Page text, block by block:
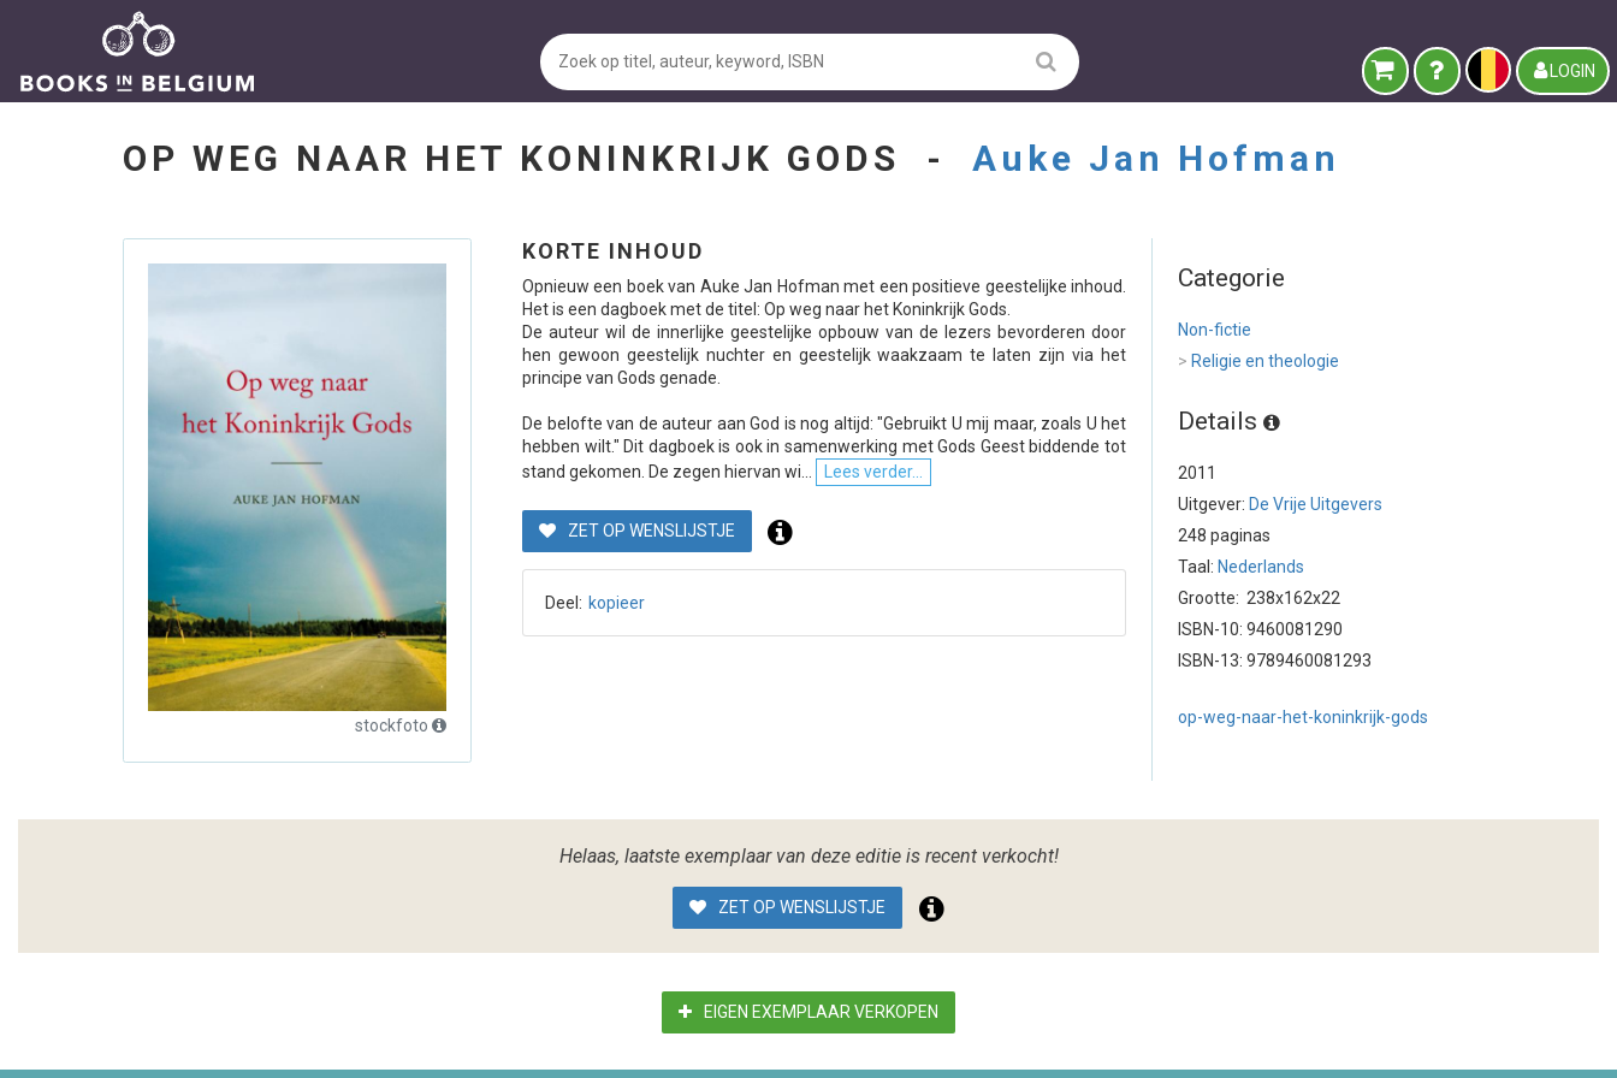
LOGIN
OP WEG NAAR HET KONINKRIJK GODS - Auke Jan Hofman
stockfoto
KORTE INHOUD
Opnieuw een boek van Auke Jan Hofman met een positieve geestelijke inhoud.
Het is een dagboek met de titel: Op weg naar het Koninkrijk Gods.
De auteur wil de innerlijke geestelijke opbouw van de lezers bevorderen door
hen gewoon geestelijk nuchter en geestelijk waakzaam te laten zijn via het
principe van Gods genade.
De belofte van de auteur aan God is nog altijd: "Gebruikt U mij maar, zoals U het
hebben wilt." Dit dagboek is ook in samenwerking met Gods Geest biddende tot
stand gekomen. De zegen hiervan wi...
Lees verder...
ZET OP WENSLIJSTJE
Deel: kopieer
Categorie
Non-fictie
> Religie en theologie
Details
2011
Uitgever: De Vrije Uitgevers
248 paginas
Taal: Nederlands
Grootte: 238x162x22
ISBN-10: 9460081290
ISBN-13: 9789460081293
op-weg-naar-het-koninkrijk-gods
Helaas, laatste exemplaar van deze editie is recent verkocht!
ZET OP WENSLIJSTJE
EIGEN EXEMPLAAR VERKOPEN